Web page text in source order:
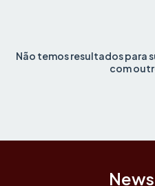
Não temos resultados para
com